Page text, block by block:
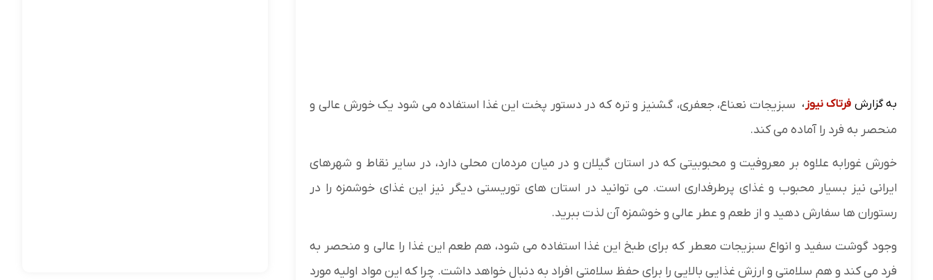
به گزارش فرتاک نیوز ، سبزیجات نعناع، جعفری، گشنیز و تره که در دستور پخت این غذا استفاده می ‌شود یک خورش عالی و
منحصر به فرد را آماده می کند.
خورش غورابه علاوه بر معروفیت و محبوبیتی که در استان گیلان و در میان مردمان محلی دارد، در سایر نقاط و شهرهای
ایرانی نیز بسیار محبوب و غذای پرطرفداری است. می ‌توانید در استان های توریستی دیگر نیز این غذای خوشمزه را در
رستوران ها سفارش دهید و از طعم و عطر عالی و خوشمزه آن لذت ببرید.
وجود گوشت سفید و انواع سبزیجات معطر که برای طبخ این غذا استفاده می‌ شود، هم طعم این غذا را عالی و منحصر به
فرد می کند و هم سلامتی و ارزش غذایی بالایی را برای حفظ سلامتی افراد به دنبال خواهد داشت. چرا که این مواد اولیه مورد